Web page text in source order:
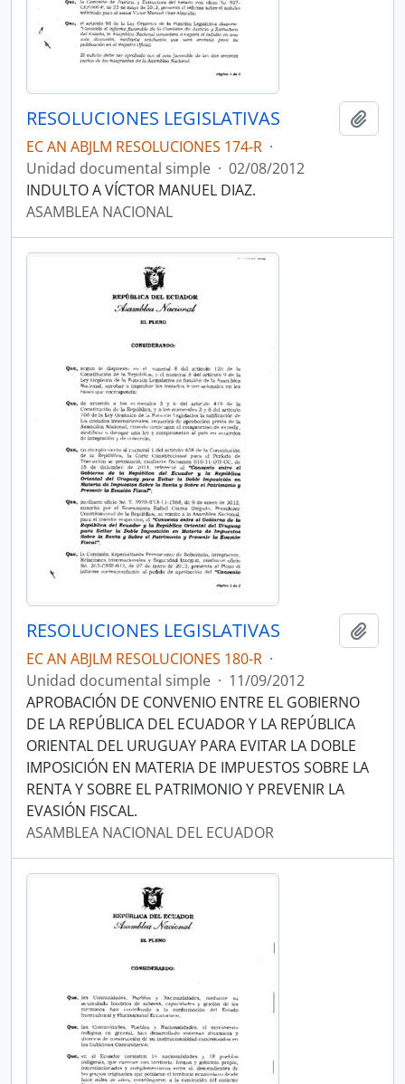
RESOLUCIONES LEGISLATIVAS
EC AN ABJLM RESOLUCIONES 174-R ·
Unidad documental simple · 02/08/2012
INDULTO A VÍCTOR MANUEL DIAZ.
ASAMBLEA NACIONAL
RESOLUCIONES LEGISLATIVAS
EC AN ABJLM RESOLUCIONES 180-R ·
Unidad documental simple · 11/09/2012
APROBACIÓN DE CONVENIO ENTRE EL GOBIERNO
DE LA REPÚBLICA DEL ECUADOR Y LA REPÚBLICA
ORIENTAL DEL URUGUAY PARA EVITAR LA DOBLE
IMPOSICIÓN EN MATERIA DE IMPUESTOS SOBRE LA
RENTA Y SOBRE EL PATRIMONIO Y PREVENIR LA
EVASIÓN FISCAL.
ASAMBLEA NACIONAL DEL ECUADOR